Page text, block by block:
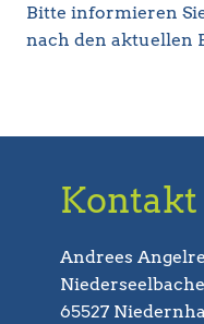
Bitte informieren
nach den aktuellen
Kontakt
Andrees
65527